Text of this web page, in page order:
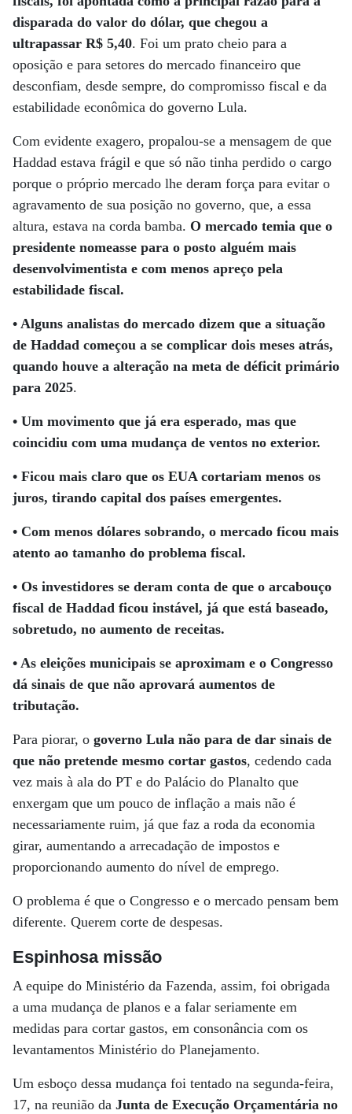
disparada do valor do dólar, que chegou a
ultrapassar R$ 5,40. Foi um prato cheio para a
oposição e para setores do mercado financeiro que
desconfiam, desde sempre, do compromisso fiscal e da
estabilidade econômica do governo Lula.
Com evidente exagero, propalou-se a mensagem de que
Haddad estava frágil e que só não tinha perdido o cargo
porque o próprio mercado lhe deram força para evitar o
agravamento de sua posição no governo, que, a essa
altura, estava na corda bamba. O mercado temia que o
presidente nomeasse para o posto alguém mais
desenvolvimentista e com menos apreço pela
estabilidade fiscal.
• Alguns analistas do mercado dizem que a situação
de Haddad começou a se complicar dois meses atrás,
quando houve a alteração na meta de déficit primário
para 2025.
• Um movimento que já era esperado, mas que
coincidiu com uma mudança de ventos no exterior.
• Ficou mais claro que os EUA cortariam menos os
juros, tirando capital dos países emergentes.
• Com menos dólares sobrando, o mercado ficou mais
atento ao tamanho do problema fiscal.
• Os investidores se deram conta de que o arcabouço
fiscal de Haddad ficou instável, já que está baseado,
sobretudo, no aumento de receitas.
• As eleições municipais se aproximam e o Congresso
dá sinais de que não aprovará aumentos de
tributação.
Para piorar, o governo Lula não para de dar sinais de
que não pretende mesmo cortar gastos, cedendo cada
vez mais à ala do PT e do Palácio do Planalto que
enxergam que um pouco de inflação a mais não é
necessariamente ruim, já que faz a roda da economia
girar, aumentando a arrecadação de impostos e
proporcionando aumento do nível de emprego.
O problema é que o Congresso e o mercado pensam bem
diferente. Querem corte de despesas.
Espinhosa missão
A equipe do Ministério da Fazenda, assim, foi obrigada
a uma mudança de planos e a falar seriamente em
medidas para cortar gastos, em consonância com os
levantamentos Ministério do Planejamento.
Um esboço dessa mudança foi tentado na segunda-feira,
17, na reunião da Junta de Execução Orçamentária no